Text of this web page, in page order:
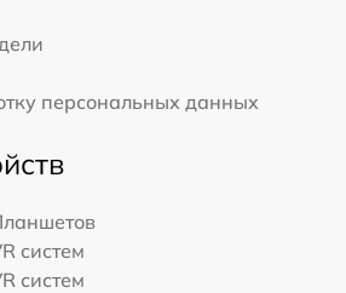
персональных данных
систем
систем